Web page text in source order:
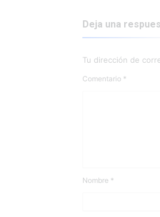
Deja una
Tu dirección de
Comentario *
Nombre *